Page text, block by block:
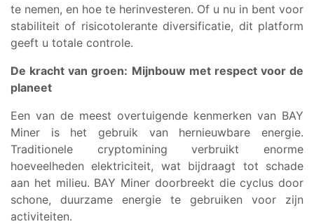
te nemen, en hoe te herinvesteren. Of u nu in bent voor
stabiliteit of risicotolerante diversificatie, dit platform
geeft u totale controle.
De kracht van groen: Mijnbouw met respect voor de
planeet
Een van de meest overtuigende kenmerken van BAY
Miner is het gebruik van hernieuwbare energie.
Traditionele cryptomining verbruikt enorme
hoeveelheden elektriciteit, wat bijdraagt tot schade
aan het milieu. BAY Miner doorbreekt die cyclus door
schone, duurzame energie te gebruiken voor zijn
activiteiten.